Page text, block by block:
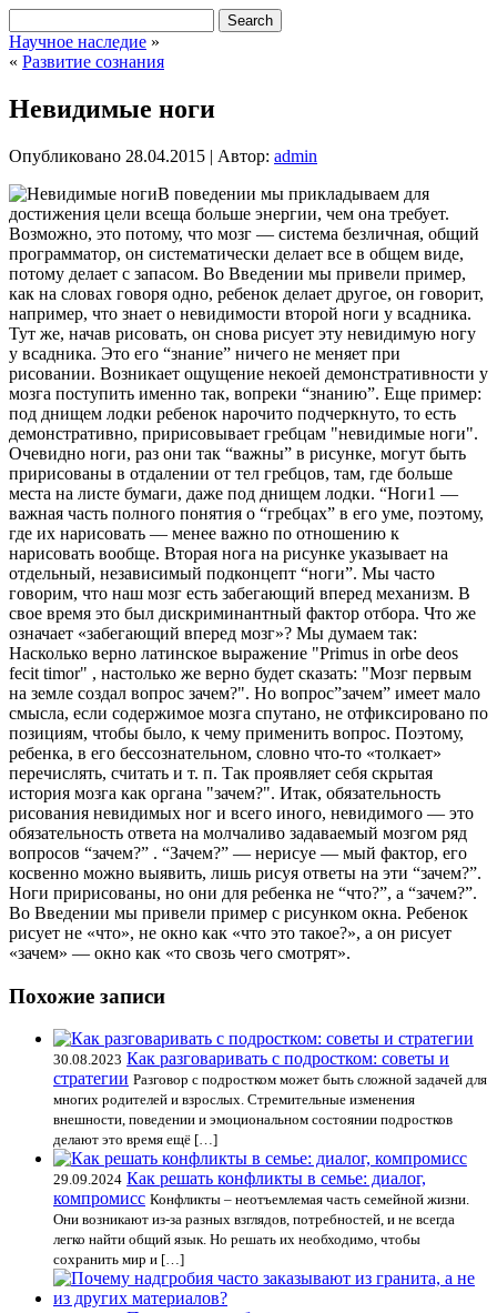
Научное наследие »
« Развитие сознания
Невидимые ноги
Опубликовано 28.04.2015 | Автор: admin
В поведении мы прикладываем для
достижения цели всеща больше энергии, чем она требует.
Возможно, это потому, что мозг — система безличная, общий
программатор, он систематически делает все в общем виде,
потому делает с запасом. Во Введении мы привели пример,
как на словах говоря одно, ребенок делает другое, он говорит,
например, что знает о невидимости второй ноги у всадника.
Тут же, начав рисовать, он снова рисует эту невидимую ногу
у всадника. Это его “знание” ничего не меняет при
рисовании. Возникает ощущение некоей демонстративности у
мозга поступить именно так, вопреки “знанию”. Еще пример:
под днищем лодки ребенок нарочито подчеркнуто, то есть
демонстративно, пририсовывает гребцам "невидимые ноги".
Очевидно ноги, раз они так “важны” в рисунке, могут быть
пририсованы в отдалении от тел гребцов, там, где больше
места на листе бумаги, даже под днищем лодки. “Ноги1 —
важная часть полного понятия о “гребцах” в его уме, поэтому,
где их нарисовать — менее важно по отношению к
нарисовать вообще. Вторая нога на рисунке указывает на
отдельный, независимый подконцепт “ноги”. Мы часто
говорим, что наш мозг есть забегающий вперед механизм. В
свое время это был дискриминантный фактор отбора. Что же
означает «забегающий вперед мозг»? Мы думаем так:
Насколько верно латинское выражение "Primus in orbe deos
fecit timor" , настолько же верно будет сказать: "Мозг первым
на земле создал вопрос зачем?". Но вопрос”зачем” имеет мало
смысла, если содержимое мозга спутано, не отфиксировано по
позициям, чтобы было, к чему применить вопрос. Поэтому,
ребенка, в его бессознательном, словно что-то «толкает»
перечислять, считать и т. п. Так проявляет себя скрытая
история мозга как органа "зачем?". Итак, обязательность
рисования невидимых ног и всего иного, невидимого — это
обязательность ответа на молчаливо задаваемый мозгом ряд
вопросов “зачем?” . “Зачем?” — нерисуе — мый фактор, его
косвенно можно выявить, лишь рисуя ответы на эти “зачем?”.
Ноги пририсованы, но они для ребенка не “что?”, а “зачем?”.
Во Введении мы привели пример с рисунком окна. Ребенок
рисует не «что», не окно как «что это такое?», а он рисует
«зачем» — окно как «то свозь чего смотрят».
Похожие записи
30.08.2023 Как разговаривать с подростком: советы и
стратегии Разговор с подростком может быть сложной задачей для
многих родителей и взрослых. Стремительные изменения
внешности, поведении и эмоциональном состоянии подростков
делают это время ещё […]
29.09.2024 Как решать конфликты в семье: диалог,
компромисс Конфликты – неотъемлемая часть семейной жизни.
Они возникают из-за разных взглядов, потребностей, и не всегда
легко найти общий язык. Но решать их необходимо, чтобы
сохранить мир и […]